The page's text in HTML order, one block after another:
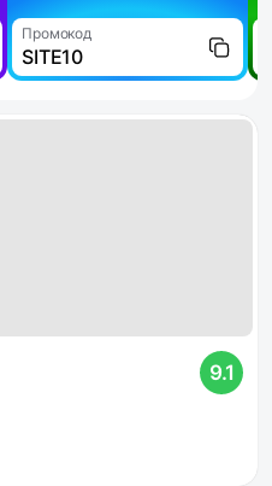
Промокод
SITE10
9.1